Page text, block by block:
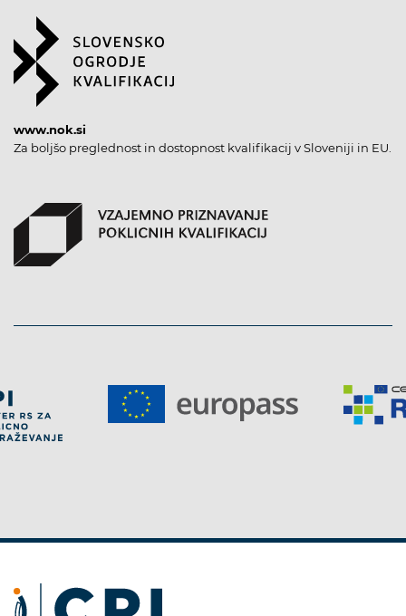
www.nok.si
Za boljšo preglednost in dostopnost kvalifikacij v Sloveniji in EU.